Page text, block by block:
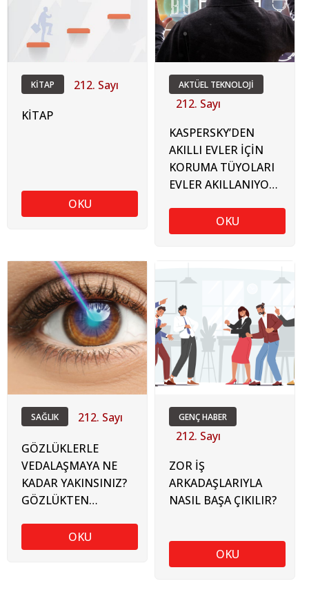
KİTAP 212. Sayı
KİTAP
OKU
AKTÜEL TEKNOLOJİ
212. Sayı
KASPERSKY’DEN
AKILLI EVLER İÇİN
KORUMA TÜYOLARI
EVLER AKILLANIYOR,
ARTIYOR!OKU
SAĞLIK 212. Sayı
GÖZLÜKLERLE
VEDALAŞMAYA NE
KADAR YAKINSINIZ?
GÖZLÜKTEN
GÜNCEL BEŞ
YÖNTEM
OKU
GENÇ HABER
212. Sayı
ZOR İŞ
ARKADAŞLARIYLA
NASIL BAŞA ÇIKILIR?
OKU